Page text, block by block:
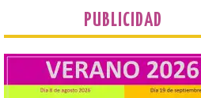
Camarzius fest: frente
cultural transformador
que apuesta por el
PUBLICIDAD